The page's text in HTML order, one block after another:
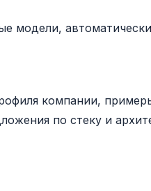
модели,
компании,
по стеку и